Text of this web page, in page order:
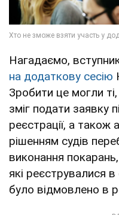
Нагадаємо,
на додаткову сесію
Зробити це могли
зміг подати заявку
реєстрації, а також
рішенням судів
виконання
які реєструвалися
було відмовлено в